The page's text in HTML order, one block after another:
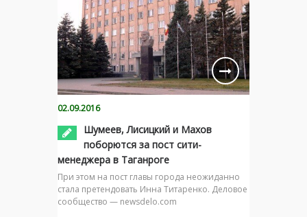
02.09.2016
Шумеев, Лисицкий и Махов
поборются за пост сити-
менеджера в Таганроге
При этом на пост главы города неожиданно
стала претендовать Инна Титаренко. Деловое
сообщество — newsdelo.com